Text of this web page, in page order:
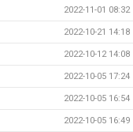
2022-11-01 08:32
2022-10-21 14:18
2022-10-12 14:08
2022-10-05 17:24
2022-10-05 16:54
2022-10-05 16:49